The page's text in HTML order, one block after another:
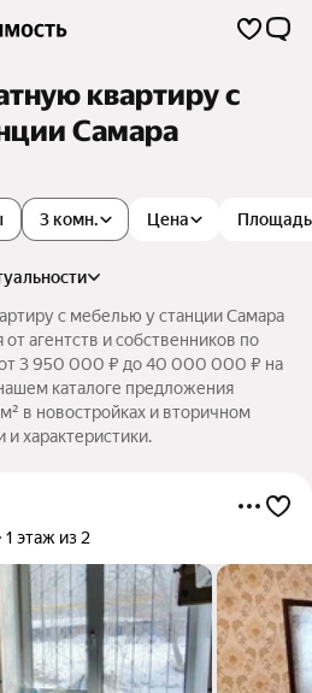
квартиру с
Самара
3 комн. Цена Площадь
с мебелью у станции Самара
агентств и собственников по
от 3 950 000 ₽ до 40 000 000 ₽ на
каталоге предложения
в новостройках и вторичном
характеристики.
1 этаж из 2